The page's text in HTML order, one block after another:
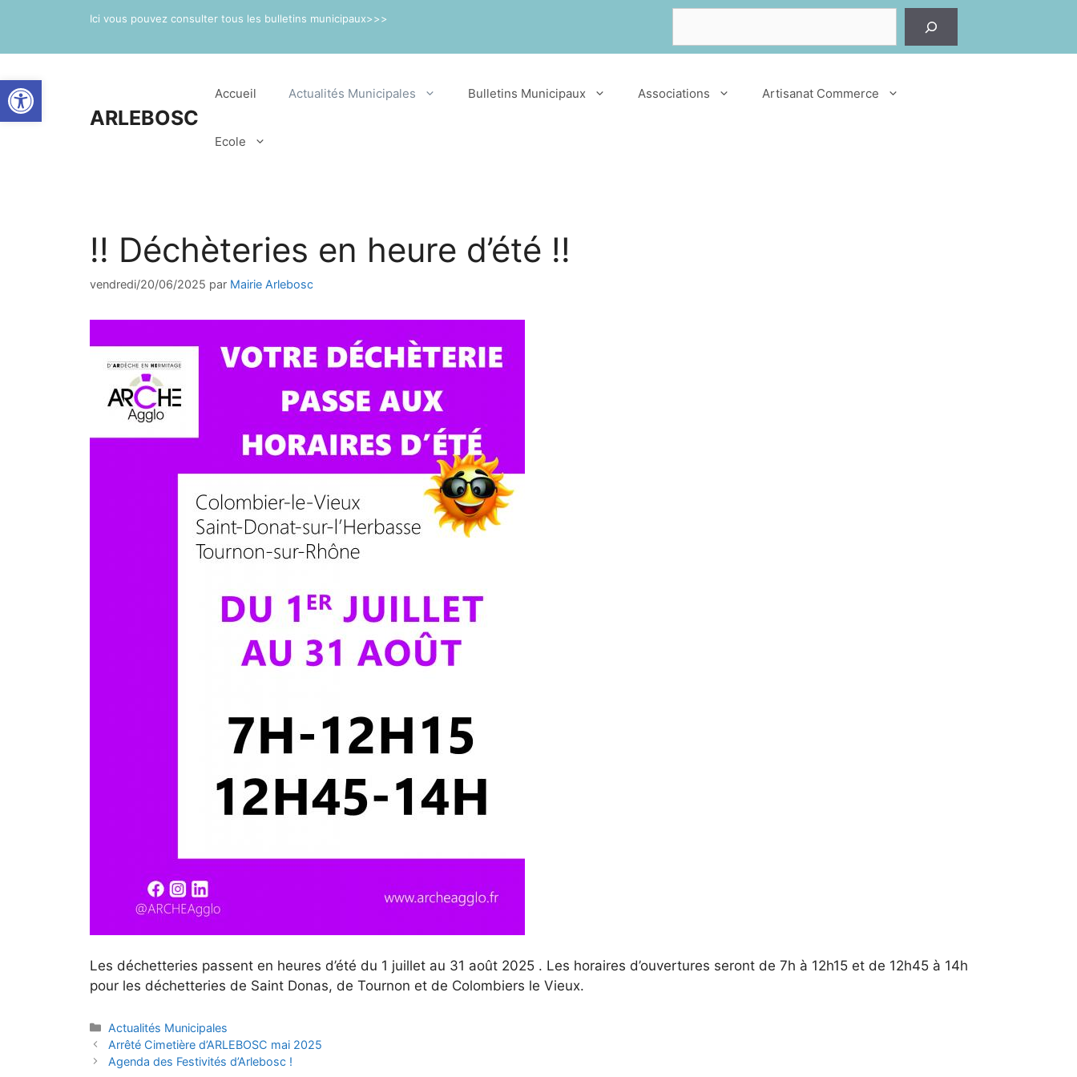
Ouvrir la barre d’outils
Ici vous pouvez consulter tous les bulletins municipaux>>>
ARLEBOSC
Accueil Actualités Municipales Bulletins Municipaux Associations Artisanat Commerce
Ecole
!! Déchèteries en heure d’été !!
vendredi/20/06/2025 par Mairie Arlebosc
Les déchetteries passent en heures d’été du 1 juillet au 31 août 2025 . Les horaires d’ouvertures seront de 7h à 12h15 et de 12h45 à 14h
pour les déchetteries de Saint Donas, de Tournon et de Colombiers le Vieux.
Catégories
Actualités Municipales
Arrêté Cimetière d’ARLEBOSC mai 2025
Agenda des Festivités d’Arlebosc !